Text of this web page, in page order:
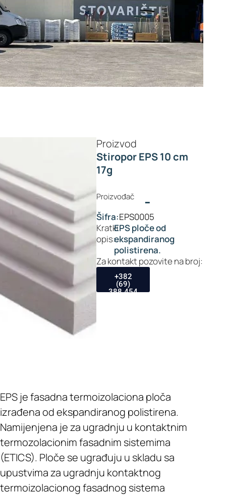
Proizvod
Stiropor EPS 10 cm
17g
Proizvođač -
Šifra:EPS0005
Kratki
opis:
EPS ploče od
ekspandiranog
polistirena.
Za kontakt pozovite na broj:
+382
(69)
388 454
EPS je fasadna termoizolaciona ploča
izrađena od ekspandiranog polistirena.
Namijenjena je za ugradnju u kontaktnim
termozolacionim fasadnim sistemima
(ETICS). Ploče se ugrađuju u skladu sa
upustvima za ugradnju kontaktnog
termoizolacionog fasadnog sistema